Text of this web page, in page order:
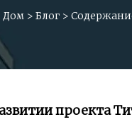
Дом > Блог>
проекта